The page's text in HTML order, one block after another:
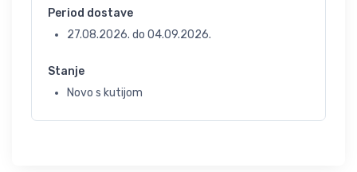
Period dostave
27.08.2026. do 04.09.2026.
Stanje
Novo s kutijom